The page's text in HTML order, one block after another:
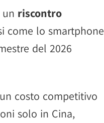
riscontro
come lo smartphone
del 2026
costo competitivo
solo in Cina,